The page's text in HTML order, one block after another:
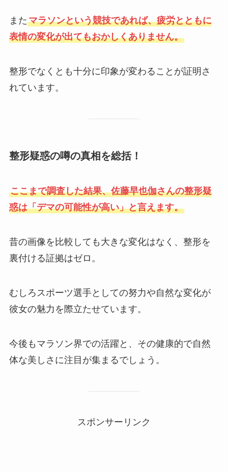
またマラソンという競技であれば、疲労とともに
表情の変化が出てもおかしくありません。
整形でなくとも十分に印象が変わることが証明さ
れています。
整形疑惑の噂の真相を総括！
ここまで調査した結果、佐藤早也伽さんの整形疑
惑は「デマの可能性が高い」と言えます。
昔の画像を比較しても大きな変化はなく、整形を
裏付ける証拠はゼロ。
むしろスポーツ選手としての努力や自然な変化が
彼女の魅力を際立たせています。
今後もマラソン界での活躍と、その健康的で自然
体な美しさに注目が集まるでしょう。
スポンサーリンク